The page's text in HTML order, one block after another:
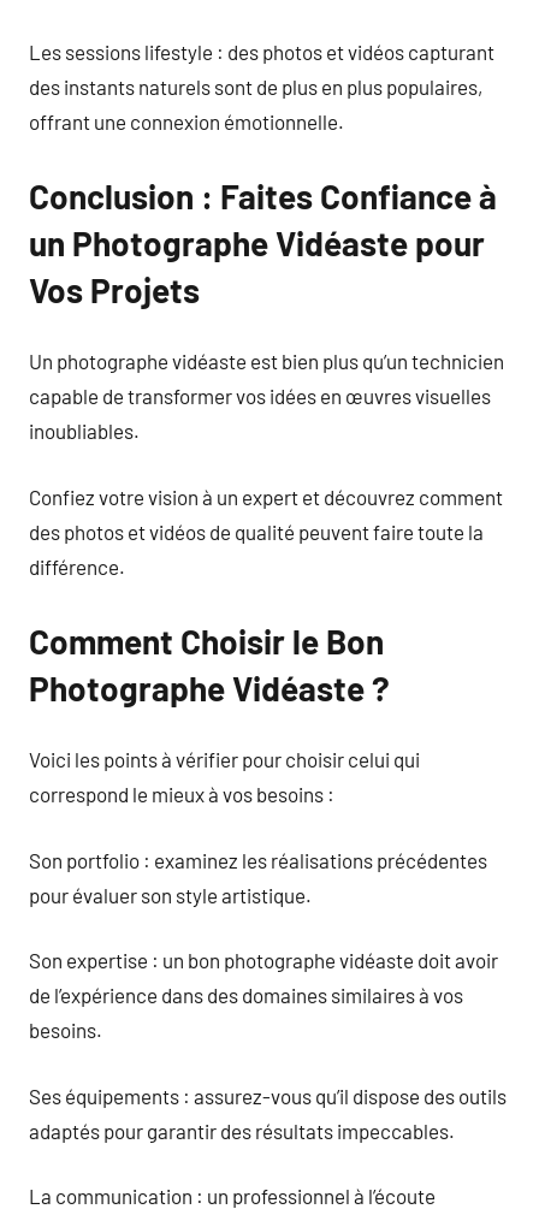
Les sessions lifestyle : des photos et vidéos capturant
des instants naturels sont de plus en plus populaires,
offrant une connexion émotionnelle.
Conclusion : Faites Confiance à
un Photographe Vidéaste pour
Vos Projets
Un photographe vidéaste est bien plus qu’un technicien
capable de transformer vos idées en œuvres visuelles
inoubliables.
Confiez votre vision à un expert et découvrez comment
des photos et vidéos de qualité peuvent faire toute la
différence.
Comment Choisir le Bon
Photographe Vidéaste ?
Voici les points à vérifier pour choisir celui qui
correspond le mieux à vos besoins :
Son portfolio : examinez les réalisations précédentes
pour évaluer son style artistique.
Son expertise : un bon photographe vidéaste doit avoir
de l’expérience dans des domaines similaires à vos
besoins.
Ses équipements : assurez-vous qu’il dispose des outils
adaptés pour garantir des résultats impeccables.
La communication : un professionnel à l’écoute